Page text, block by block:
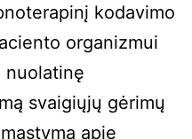
kodavimo
organizmui
nuolatinę
svaigiųjų gėrimų
apie